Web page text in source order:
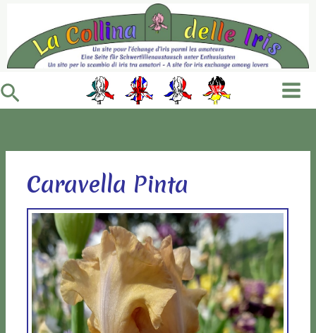
contenuto
Cerca
Caravella Pinta